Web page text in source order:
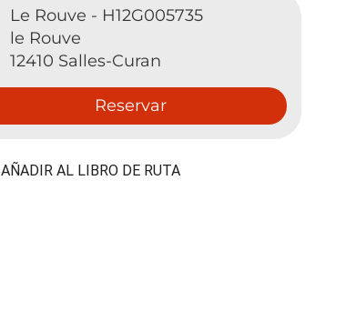
Le Rouve - H12G005735
le Rouve
12410 Salles-Curan
Reservar
AÑADIR AL LIBRO DE RUTA